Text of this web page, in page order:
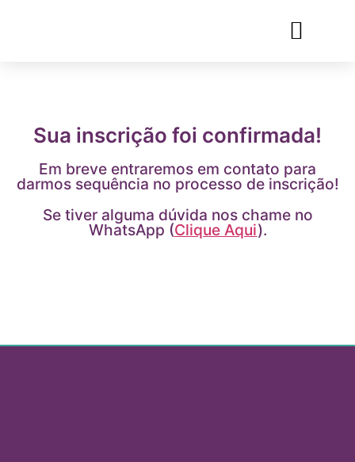
Sua inscrição foi confirmada!
Em breve entraremos em contato para
darmos sequência no processo de inscrição!
Se tiver alguma dúvida nos chame no
WhatsApp (Clique Aqui).